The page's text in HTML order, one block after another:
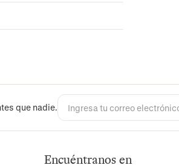
que nadie.
Encuéntranos en